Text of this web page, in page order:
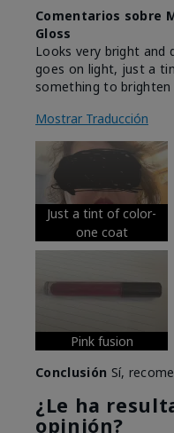
Comentarios sobre
Gloss
Looks very bright
goes on light, just a
something to brighten
Mostrar Traducción
Just a tint of color-
one coat
Pink fusion
Conclusión Sí,
¿Le ha
opinión?